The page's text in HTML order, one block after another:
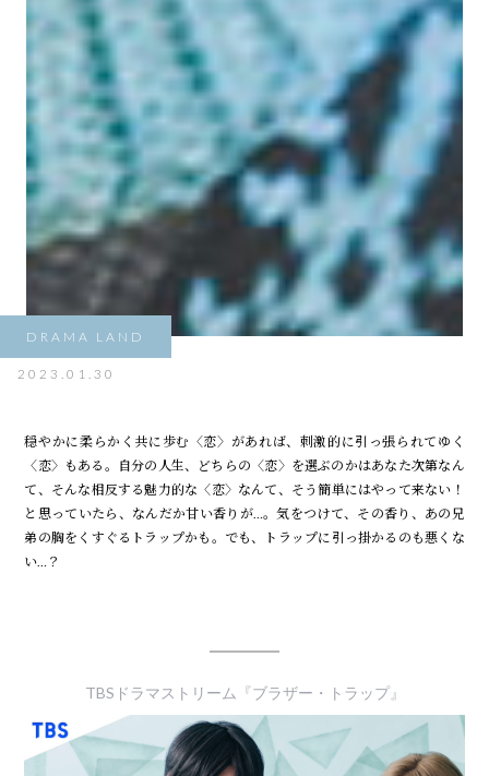
DRAMA LAND
2023.01.30
穏やかに柔らかく共に歩む〈恋〉があれば、刺激的に引っ張られてゆく
〈恋〉もある。自分の人生、どちらの〈恋〉を選ぶのかはあなた次第――なん
て、そんな相反する魅力的な〈恋〉なんて、そう簡単にはやって来ない！
と思っていたら、なんだか甘い香りが…。気をつけて、その香り、あの兄
弟の胸をくすぐるトラップかも。でも、トラップに引っ掛かるのも悪くな
い…？
TBSドラマストリーム『ブラザー・トラップ』